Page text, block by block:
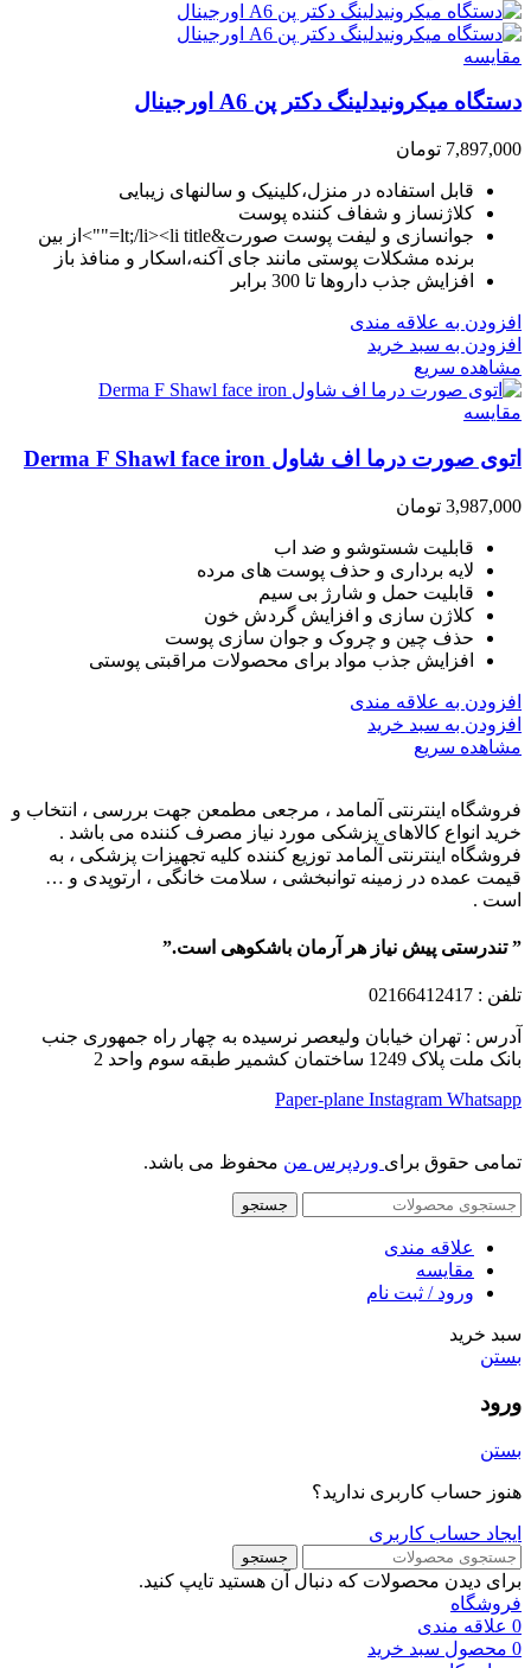
مقایسه
دستگاه میکرونیدلینگ دکتر پن A6 اورجینال
7,897,000 تومان
قابل استفاده در منزل،کلینیک و سالنهای زیبایی
کلاژنساز و شفاف کننده پوست
جوانسازی و لیفت پوست صورت&lt;/li><li title="">از بین
برنده مشکلات پوستی مانند جای آکنه،اسکار و منافذ باز
افزایش جذب داروها تا 300 برابر
افزودن به علاقه مندی
افزودن به سبد خرید
مشاهده سریع
مقایسه
اتوی صورت درما اف شاول Derma F Shawl face iron
3,987,000 تومان
قابلیت شستوشو و ضد اب
لایه برداری و حذف پوست های مرده
قابلیت حمل و شارژ بی سیم
کلاژن سازی و افزایش گردش خون
حذف چین و چروک و جوان سازی پوست
افزایش جذب مواد برای محصولات مراقبتی پوستی
افزودن به علاقه مندی
افزودن به سبد خرید
مشاهده سریع
فروشگاه اینترنتی آلمامد ، مرجعی مطمعن جهت بررسی ، انتخاب و
خرید انواع کالاهای پزشکی مورد نیاز مصرف کننده می باشد .
فروشگاه اینترنتی آلمامد توزیع کننده کلیه تجهیزات پزشکی ، به
قیمت عمده در زمینه توانبخشی ، سلامت خانگی ، ارتوپدی و …
است .
” تندرستی پیش نیاز هر آرمان باشکوهی است.”
تلفن : 02166412417
آدرس : تهران خیابان ولیعصر نرسیده به چهار راه جمهوری جنب
بانک ملت پلاک 1249 ساختمان کشمیر طبقه سوم واحد 2
Paper-plane Instagram Whatsapp
تمامی حقوق برای وردپرس من محفوظ می باشد.
جستجو
علاقه مندی
مقایسه
ورود / ثبت نام
سبد خرید
بستن
ورود
بستن
هنوز حساب کاربری ندارید؟
ایجاد حساب کاربری
جستجو
برای دیدن محصولات که دنبال آن هستید تایپ کنید.
فروشگاه
0 علاقه مندی
0 محصول سبد خرید